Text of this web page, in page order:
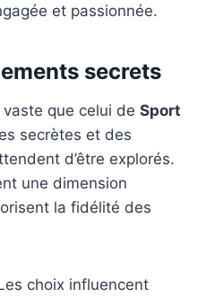
et passionnée.
secrets
que celui de Sport
secrètes et des
d’être explorés.
une dimension
la fidélité des
choix influencent